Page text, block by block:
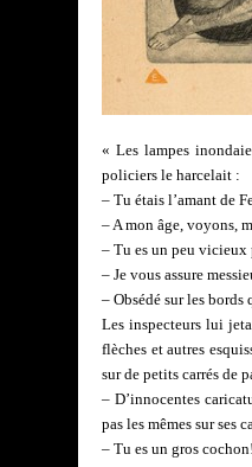
« Les lampes
policiers le harcelait :
– Tu étais l’amant de
– A mon âge, voyons,
– Tu es un peu
– Je vous assure
– Obsédé sur les
Les inspecteurs lui
flèches et autres
sur de petits carrés de
– D’innocentes
pas les mêmes sur
– Tu es un gros cochon!